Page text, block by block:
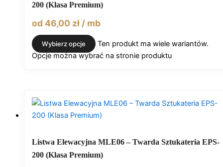
200 (Klasa Premium)
od 46,00 zł/ mb
Wybierz opcje
Ten produkt ma wiele wariantów.
Opcje można wybrać na stronie produktu
Listwa Elewacyjna MLE06 – Twarda Sztukateria EPS-
200 (Klasa Premium)